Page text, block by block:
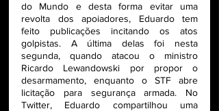
do Mundo e desta forma evitar uma
revolta dos apoiadores, Eduardo tem
feito publicações incitando os atos
golpistas. A última delas foi nesta
segunda, quando atacou o ministro
Ricardo Lewandowski por propor o
desarmamento, enquanto o STF abre
licitação para segurança armada. No
Twitter, Eduardo compartilhou uma